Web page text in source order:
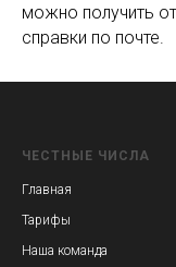
можно получить
справки по почте.
ЧЕСТНЫЕ ЧИСЛА
Главная
Тарифы
Наша команда